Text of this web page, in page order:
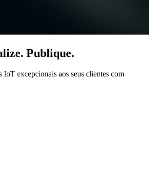
Publique.
IoT excepcionais aos seus clientes com